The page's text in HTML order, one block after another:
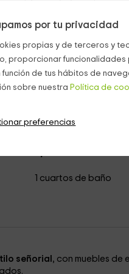
por tu privacidad
propias y de terceros y
proporcionar
de tus hábitos de
sobre nuestra Política de
preferencias
ambiente rústico a la
comarca.
el verde se hace presente
.
mascotastampoco.
Superior
1 cuartos de baño
señorial , con muebles de